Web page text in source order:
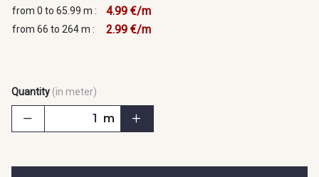
from 0 to 65.99 m :
4.99 €/m
from 66 to 264 m : 2.99 €/m
Quantity (in meter)
m